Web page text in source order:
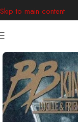
Skip to main content